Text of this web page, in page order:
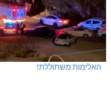
האלימות משתוללת!